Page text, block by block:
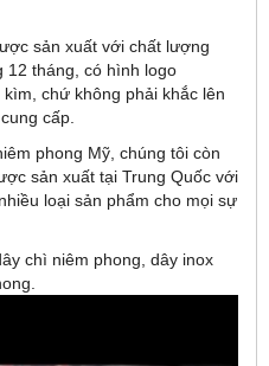
sản xuất với chất lượng
12 tháng, có hình logo
chứ không phải khắc lên
cấp.
phong Mỹ, chúng tôi còn
sản xuất tại Trung Quốc với
loại sản phẩm cho mọi sự
chì niêm phong, dây inox